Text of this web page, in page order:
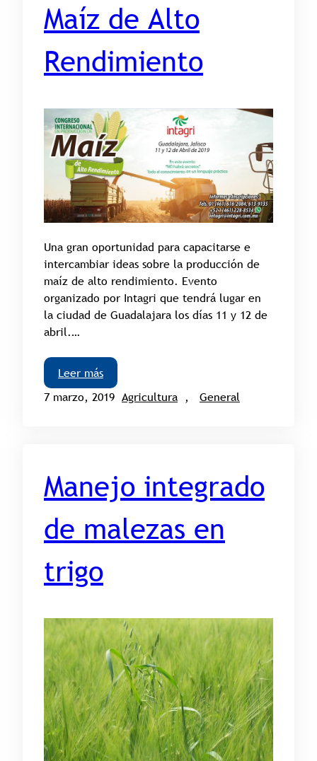
Maíz de Alto
Rendimiento
Una gran oportunidad para capacitarse e
intercambiar ideas sobre la producción de
maíz de alto rendimiento. Evento
organizado por Intagri que tendrá lugar en
la ciudad de Guadalajara los días 11 y 12 de
abril.…
Leer más
7 marzo, 2019 Agricultura , General
Manejo integrado
de malezas en
trigo